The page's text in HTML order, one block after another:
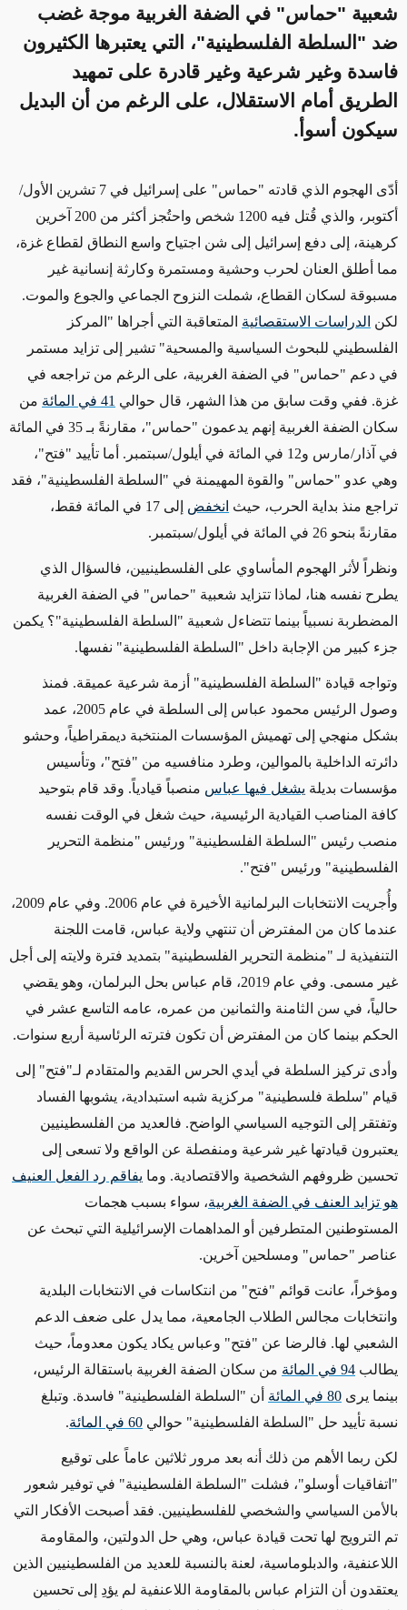
شعبية "حماس" في الضفة الغربية موجة غضب
ضد "السلطة الفلسطينية"، التي يعتبرها الكثيرون
فاسدة وغير شرعية وغير قادرة على تمهيد
الطريق أمام الاستقلال، على الرغم من أن البديل
سيكون أسوأ.
أدّى الهجوم الذي قادته "حماس" على إسرائيل في 7 تشرين الأول/
أكتوبر، والذي قُتل فيه 1200 شخص واحتُجز أكثر من 200 آخرين
كرهينة، إلى دفع إسرائيل إلى شن اجتياح واسع النطاق لقطاع غزة،
مما أطلق العنان لحرب وحشية ومستمرة وكارثة إنسانية غير
مسبوقة لسكان القطاع، شملت النزوح الجماعي والجوع والموت.
لكن الدراسات الاستقصائية المتعاقبة التي أجراها "المركز
الفلسطيني للبحوث السياسية والمسحية" تشير إلى تزايد مستمر
في دعم "حماس" في الضفة الغربية، على الرغم من تراجعه في
غزة. ففي وقت سابق من هذا الشهر، قال حوالي 41 في المائة
من
سكان الضفة الغربية إنهم يدعمون "حماس"، مقارنةً بـ 35 في المائة
في آذار/مارس و12 في المائة في أيلول/سبتمبر. أما تأييد "فتح"،
وهي عدو "حماس" والقوة المهيمنة في "السلطة الفلسطينية"، فقد
تراجع منذ بداية الحرب، حيث انخفض
إلى 17 في المائة فقط،
مقارنةً بنحو 26 في المائة في أيلول/سبتمبر.
ونظراً لأثر الهجوم المأساوي على الفلسطينيين، فالسؤال الذي
يطرح نفسه هنا، لماذا تتزايد شعبية "حماس" في الضفة الغربية
المضطربة نسبياً بينما تتضاءل شعبية "السلطة الفلسطينية"؟ يكمن
جزء كبير من الإجابة داخل "السلطة الفلسطينية" نفسها.
وتواجه قيادة "السلطة الفلسطينية" أزمة شرعية عميقة. فمنذ
وصول الرئيس محمود عباس إلى السلطة في عام 2005، عمد
بشكل منهجي إلى تهميش المؤسسات المنتخبة ديمقراطياً، وحشو
دائرته الداخلية بالموالين، وطرد منافسيه من "فتح"، وتأسيس
مؤسسات بديلة يشغل فيها عباس منصباً قيادياً. وقد قام بتوحيد
كافة المناصب القيادية الرئيسية، حيث شغل في الوقت نفسه
منصب رئيس "السلطة الفلسطينية" ورئيس "منظمة التحرير
الفلسطينية" ورئيس "فتح".
وأُجريت الانتخابات البرلمانية الأخيرة في عام 2006. وفي عام 2009،
عندما كان من المفترض أن تنتهي ولاية عباس، قامت اللجنة
التنفيذية لـ "منظمة التحرير الفلسطينية" بتمديد فترة ولايته إلى أجل
غير مسمى. وفي عام 2019، قام عباس بحل البرلمان، وهو يقضي
حالياً، في سن الثامنة والثمانين من عمره، عامه التاسع عشر في
الحكم بينما كان من المفترض أن تكون فترته الرئاسية أربع سنوات.
وأدى تركيز السلطة في أيدي الحرس القديم والمتقادم لـ"فتح" إلى
قيام "سلطة فلسطينية" مركزية شبه استبدادية، يشوبها الفساد
وتفتقر إلى التوجيه السياسي الواضح. فالعديد من الفلسطينيين
يعتبرون قيادتها غير شرعية ومنفصلة عن الواقع ولا تسعى إلى
تحسين ظروفهم الشخصية والاقتصادية. وما يفاقم رد الفعل العنيف
هو تزايد العنف في الضفة الغربية، سواء بسبب هجمات
المستوطنين المتطرفين أو المداهمات الإسرائيلية التي تبحث عن
عناصر "حماس" ومسلحين آخرين.
ومؤخراً، عانت قوائم "فتح" من انتكاسات في الانتخابات البلدية
وانتخابات مجالس الطلاب الجامعية، مما يدل على ضعف الدعم
الشعبي لها. فالرضا عن "فتح" وعباس يكاد يكون معدوماً، حيث
يطالب 94 في المائة
من سكان الضفة الغربية باستقالة الرئيس،
بينما يرى 80 في المائة
أن "السلطة الفلسطينية" فاسدة. وتبلغ
نسبة تأييد حل "السلطة الفلسطينية" حوالي 60 في المائة .
لكن ربما الأهم من ذلك أنه بعد مرور ثلاثين عاماً على توقيع
"اتفاقيات أوسلو"، فشلت "السلطة الفلسطينية" في توفير شعور
بالأمن السياسي والشخصي للفلسطينيين. فقد أصبحت الأفكار التي
تم الترويج لها تحت قيادة عباس، وهي حل الدولتين، والمقاومة
اللاعنفية، والدبلوماسية، لعنة بالنسبة للعديد من الفلسطينيين الذين
يعتقدون أن التزام عباس بالمقاومة اللاعنفية لم يؤدِ إلى تحسين